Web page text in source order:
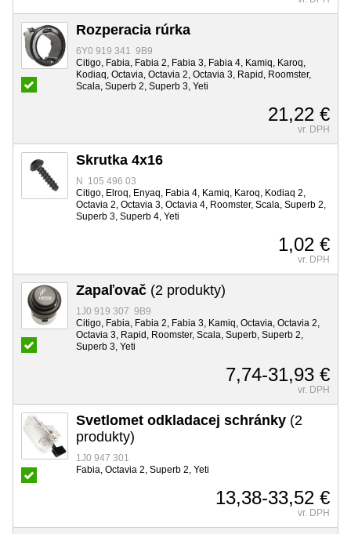
Rozperacia rúrka
6Y0 919 341 9B9
Citigo, Fabia, Fabia 2, Fabia 3, Fabia 4, Kamiq, Karoq,
Kodiaq, Octavia, Octavia 2, Octavia 3, Rapid, Roomster,
Scala, Superb 2, Superb 3, Yeti
21,22 €
vr. DPH
Skrutka 4x16
N 105 496 03
Citigo, Elroq, Enyaq, Fabia 4, Kamiq, Karoq, Kodiaq 2,
Octavia 2, Octavia 3, Octavia 4, Roomster, Scala, Superb 2,
Superb 3, Superb 4, Yeti
1,02 €
vr. DPH
Zapaľovač (2 produkty)
1J0 919 307 9B9
Citigo, Fabia, Fabia 2, Fabia 3, Kamiq, Octavia, Octavia 2,
Octavia 3, Rapid, Roomster, Scala, Superb, Superb 2,
Superb 3, Yeti
7,74-31,93 €
vr. DPH
Svetlomet odkladacej schránky (2
produkty)
1J0 947 301
Fabia, Octavia 2, Superb 2, Yeti
13,38-33,52 €
vr. DPH